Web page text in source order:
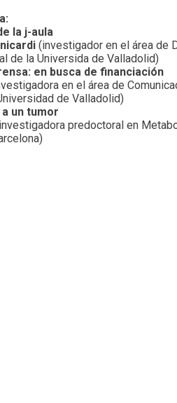
la j-aula
(investigador en el área de
de la Universida de Valladolid)
en busca de financiación
en el área de
de Valladolid)
un tumor
predoctoral en